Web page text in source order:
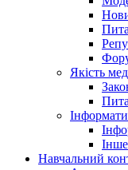
Якість
Інше
Навчальний